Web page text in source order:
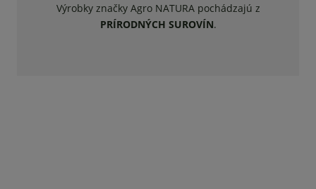
Výrobky značky Agro NATURA pochádzajú z
PRÍRODNÝCH SUROVÍN.